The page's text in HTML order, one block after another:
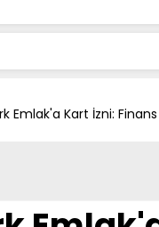
Emlak'a Kart İzni: